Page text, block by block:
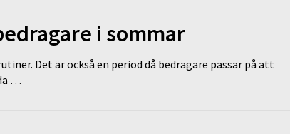
i sommar
Det är också en period då bedragare passar på att
…